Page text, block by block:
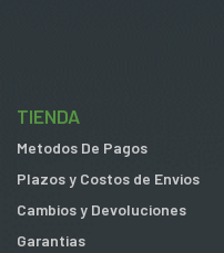
TIENDA
Metodos De Pagos
Plazos y Costos de Envios
Cambios y Devoluciones
Garantias